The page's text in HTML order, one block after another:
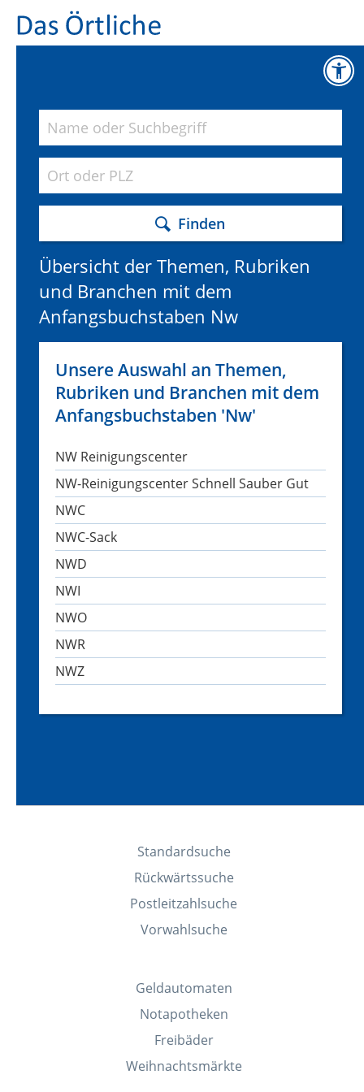
Finden
Übersicht der Themen, Rubriken
und Branchen mit dem
Anfangsbuchstaben Nw
Unsere Auswahl an Themen,
Rubriken und Branchen mit dem
Anfangsbuchstaben 'Nw'
NW Reinigungscenter
NW-Reinigungscenter Schnell Sauber Gut
NWC
NWC-Sack
NWD
NWI
NWO
NWR
NWZ
Standardsuche
Rückwärtssuche
Postleitzahlsuche
Vorwahlsuche
Geldautomaten
Notapotheken
Freibäder
Weihnachtsmärkte